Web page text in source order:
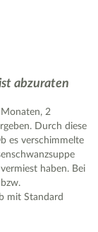
abzuraten
2
Durch diese
es verschimmelte
haben. Bei
mit Standard